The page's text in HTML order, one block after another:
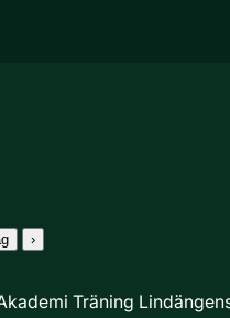
›
Träning